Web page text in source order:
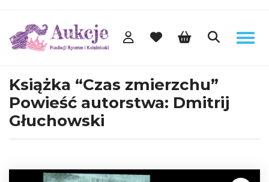
Książka “Czas zmierzchu”
Powieść autorstwa: Dmitrij
Głuchowski